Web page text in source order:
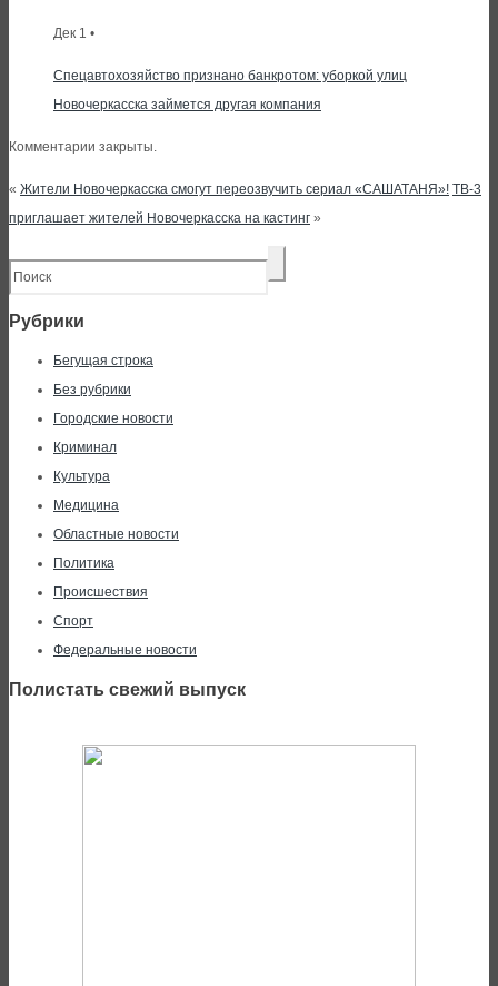
Дек 1 •
Спецавтохозяйство признано банкротом: уборкой улиц
Новочеркасска займется другая компания
Комментарии закрыты.
« Жители Новочеркасска смогут переозвучить сериал «САШАТАНЯ»! ТВ-3
приглашает жителей Новочеркасска на кастинг »
Рубрики
Бегущая строка
Без рубрики
Городские новости
Криминал
Культура
Медицина
Областные новости
Политика
Происшествия
Спорт
Федеральные новости
Полистать свежий выпуск